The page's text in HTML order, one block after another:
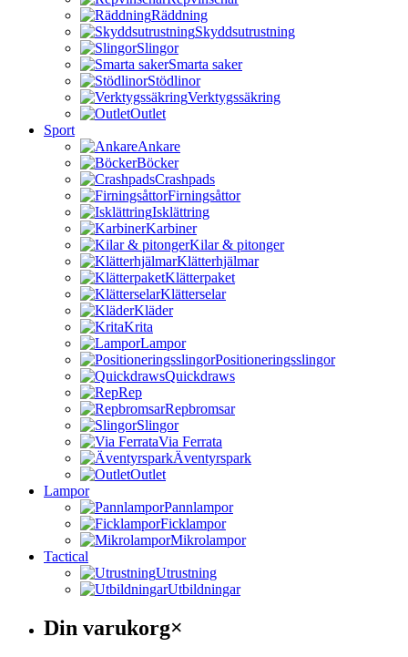
Räddning
Skyddsutrustning
Slingor
Smarta saker
Stödlinor
Verktygssäkring
Outlet
Sport
Ankare
Böcker
Crashpads
Firningsåttor
Isklättring
Karbiner
Kilar & pitonger
Klätterhjälmar
Klätterpaket
Klätterselar
Kläder
Krita
Lampor
Positioneringsslingor
Quickdraws
Rep
Repbromsar
Slingor
Via Ferrata
Äventyrspark
Outlet
Lampor
Pannlampor
Ficklampor
Mikrolampor
Tactical
Utrustning
Utbildningar
Varukorg
Din varukorg×